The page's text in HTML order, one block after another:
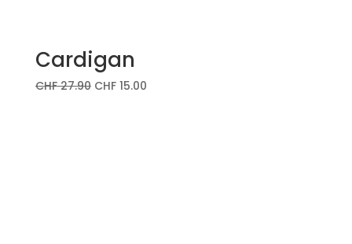
Cardigan
CHF27.90 CHF15.00